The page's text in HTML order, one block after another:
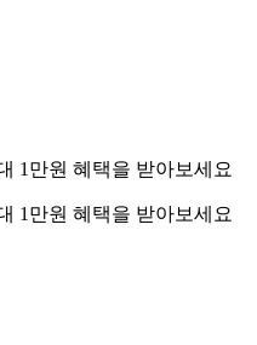
1만원 혜택을 받아보세요
1만원 혜택을 받아보세요